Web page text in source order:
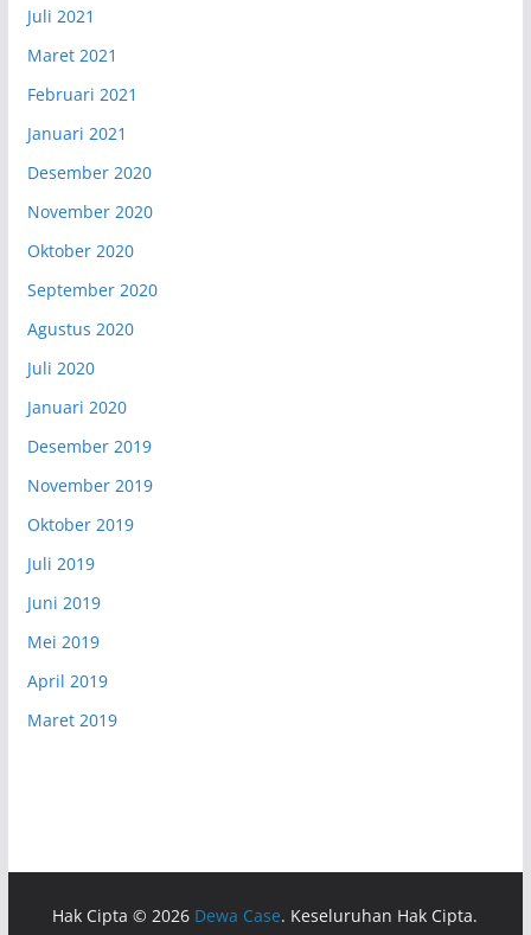
Juli 2021
Maret 2021
Februari 2021
Januari 2021
Desember 2020
November 2020
Oktober 2020
September 2020
Agustus 2020
Juli 2020
Januari 2020
Desember 2019
November 2019
Oktober 2019
Juli 2019
Juni 2019
Mei 2019
April 2019
Maret 2019
Hak Cipta © 2026 Dewa Case. Keseluruhan Hak Cipta.